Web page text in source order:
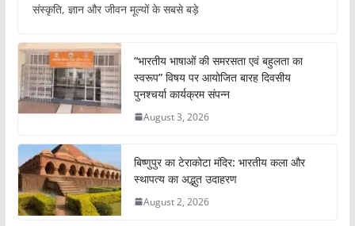
संस्कृति, ज्ञान और जीवन मूल्यों के सबसे बड़े
“भारतीय भाषाओं की समरसता एवं बहुलता का
स्वरूप” विषय पर आयोजित बारह दिवसीय
पुनश्चर्या कार्यक्रम संपन्न
August 3, 2026
बिष्णुपुर का टेराकोटा मंदिर: भारतीय कला और
स्थापत्य का अद्भुत उदाहरण
August 2, 2026